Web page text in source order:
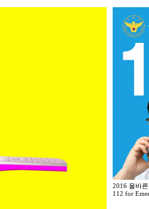
2016 올바
112 for